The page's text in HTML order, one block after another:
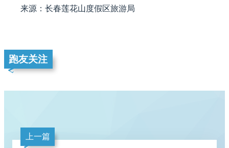
来源：长春莲花山度假区旅游局
跑友关注
上一篇